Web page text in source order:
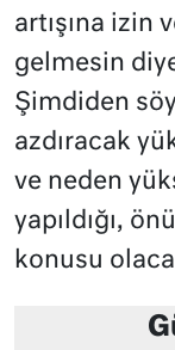
artışına izin
gelmesin
Şimdiden
azdıracak
ve neden
yapıldığı,
konusu